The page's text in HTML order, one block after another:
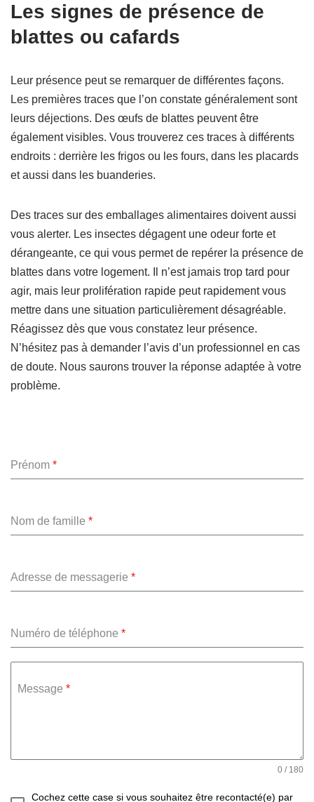
Les signes de présence de
blattes ou cafards
Leur présence peut se remarquer de différentes façons.
Les premières traces que l’on constate généralement sont
leurs déjections. Des œufs de blattes peuvent être
également visibles. Vous trouverez ces traces à différents
endroits : derrière les frigos ou les fours, dans les placards
et aussi dans les buanderies.
Des traces sur des emballages alimentaires doivent aussi
vous alerter. Les insectes dégagent une odeur forte et
dérangeante, ce qui vous permet de repérer la présence de
blattes dans votre logement. Il n’est jamais trop tard pour
agir, mais leur prolifération rapide peut rapidement vous
mettre dans une situation particulièrement désagréable.
Réagissez dès que vous constatez leur présence.
N’hésitez pas à demander l’avis d’un professionnel en cas
de doute. Nous saurons trouver la réponse adaptée à votre
problème.
Prénom *
Nom de famille *
Adresse de messagerie *
Numéro de téléphone *
Message *
0 / 180
Cochez cette case si vous souhaitez être recontacté(e) par